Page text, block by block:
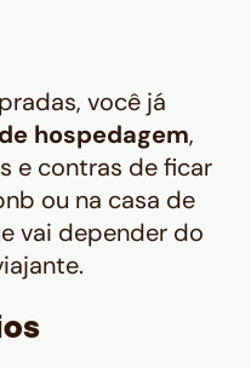
você já
hospedagem,
e contras de ficar
ou na casa de
vai depender do